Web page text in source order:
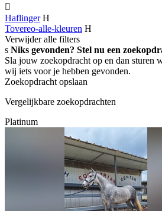

Haflinger H
Tovereo-alle-kleuren H
Verwijder alle filters
s Niks gevonden? Stel nu een
Sla jouw zoekopdracht op en dan sturen
wij iets voor je hebben gevonden.
Zoekopdracht opslaan
Vergelijkbare zoekopdrachten
Platinum